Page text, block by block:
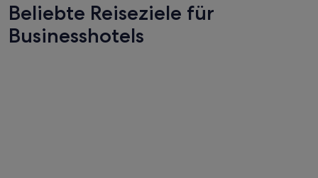
Beliebte Reiseziele für
Businesshotels